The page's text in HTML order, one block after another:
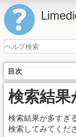
目次
検索結
検索結果が多すぎ
検索してみてくだ